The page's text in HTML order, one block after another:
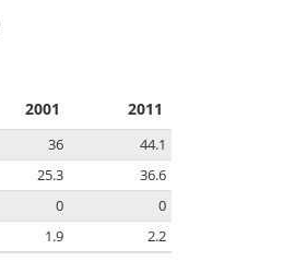
2001 2011
36
44.1
25.3
36.6
0
0
1.9 2.2